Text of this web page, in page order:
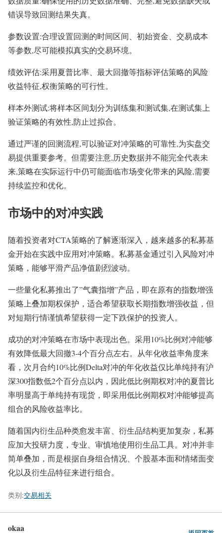
错误导致回测结果失真。
参数设置:合理设置回测的时间区间、初始资金、交易成本
等参数,尽可能模拟真实的交易环境。
绩效评估:采用夏普比率、最大回撤等指标评估策略的风险
收益特征,权衡策略的可行性。
样本外测试:将样本区间划分为训练集和测试集,在测试集上
验证策略的有效性,防止过拟合。
通过严谨的回测流程,可以验证对冲策略的可靠性,为实盘交
易提供重要参考。但需要注意,历史数据并不能完全代表未
来,策略在实际运行中仍可能面临市场变化带来的风险,需要
持续监控和优化。
市场中的对冲实践
随着投资者对CTA策略的了解逐渐深入，越来越多的私募基
金开始在实践中应用对冲策略。私募基金通过引入风险对冲
策略，能够平滑产品净值剧烈波动。
一些量化私募推出了”气囊指增”产品，即在原有的指数增强
策略上叠加期权保护，适合希望获取长期指数增强收益，但
对短期行情谨慎希望获得一定下跌保护的投资人。
成功的对冲策略在市场中表现出色。采用10%比例对冲能够
有效降低最大回撤3-4个百分点左右。从年化收益率角度来
看，次月合约10%比例Delta对冲的年化收益仅比单纯持有沪
深300指数低2个百分点以内，因此低比例期权对冲的夏普比
率明显高于单纯持有现货，即采用低比例期权对冲能够提高
组合的风险收益率比。
随着国内衍生品种类愈发丰富、衍生品结构更加复杂，私募
应加大投研力度，专业、审慎地使用衍生品工具。对冲并非
简单叠加，而是根据自身组合情况、个股基本面和情绪面变
化以及衍生品特征来进行组合。
类别:交易相关
okaa